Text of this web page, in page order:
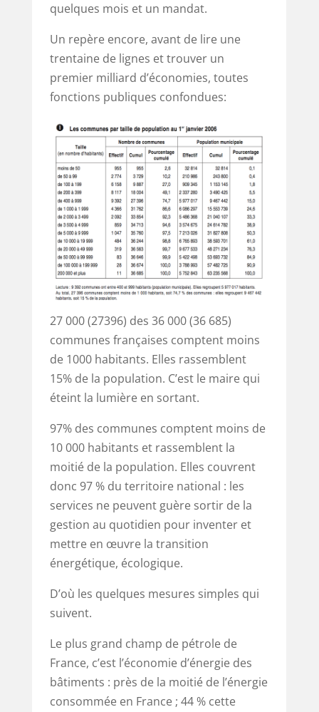
quelques mois et un mandat.
Un repère encore, avant de lire une
trentaine de lignes et trouver un
premier milliard d’économies, toutes
fonctions publiques confondues:
27 000 (27396) des 36 000 (36 685)
communes françaises comptent moins
de 1000 habitants. Elles rassemblent
15% de la population. C’est le maire qui
éteint la lumière en sortant.
97% des communes comptent moins de
10 000 habitants et rassemblent la
moitié de la population. Elles couvrent
donc 97 % du territoire national : les
services ne peuvent guère sortir de la
gestion au quotidien pour inventer et
mettre en œuvre la transition
énergétique, écologique.
D’où les quelques mesures simples qui
suivent.
Le plus grand champ de pétrole de
France, c’est l’économie d’énergie des
bâtiments : près de la moitié de l’énergie
consommée en France ; 44 % cette